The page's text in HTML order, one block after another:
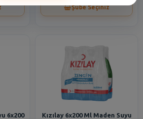
Şube Seçiniz
6x200
Kızılay 6x200 Ml Maden Suyu